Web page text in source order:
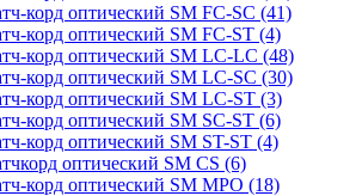
корд оптический SM FC-SC (41)
корд оптический SM FC-ST (4)
корд оптический SM LC-LC (48)
корд оптический SM LC-SC (30)
корд оптический SM LC-ST (3)
корд оптический SM SC-ST (6)
корд оптический SM ST-ST (4)
оптический SM CS (6)
корд оптический SM MPO (18)